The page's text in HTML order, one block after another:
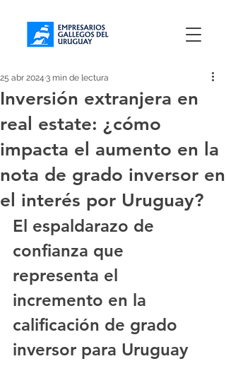
Inversión extranjera en
real estate: ¿cómo
impacta el aumento en la
nota de grado inversor en
el interés por Uruguay?
25 abr 2024 3 min de lectura
El espaldarazo de
confianza que
representa el
incremento en la
calificación de grado
inversor para Uruguay